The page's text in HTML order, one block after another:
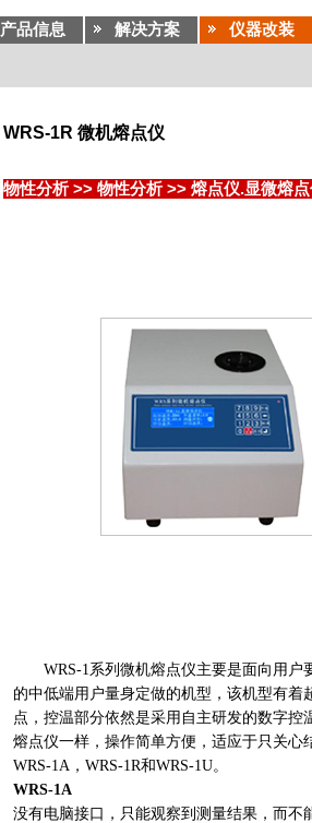
产品信息 解决方案 仪器改装
WRS-1R 微机熔点仪
物性分析 >> 物性分析 >> 熔点仪.显微熔
WRS-1系列微机熔点仪主要是面向用户
的中低端用户量身定做的机型，该机型有
点，控温部分依然是采用自主研发的数字
熔点仪一样，操作简单方便，适应于只关
WRS-1A ，WRS-1R和WRS-1U。
WRS-1A
没有电脑接口，只能观察到测量结果，而